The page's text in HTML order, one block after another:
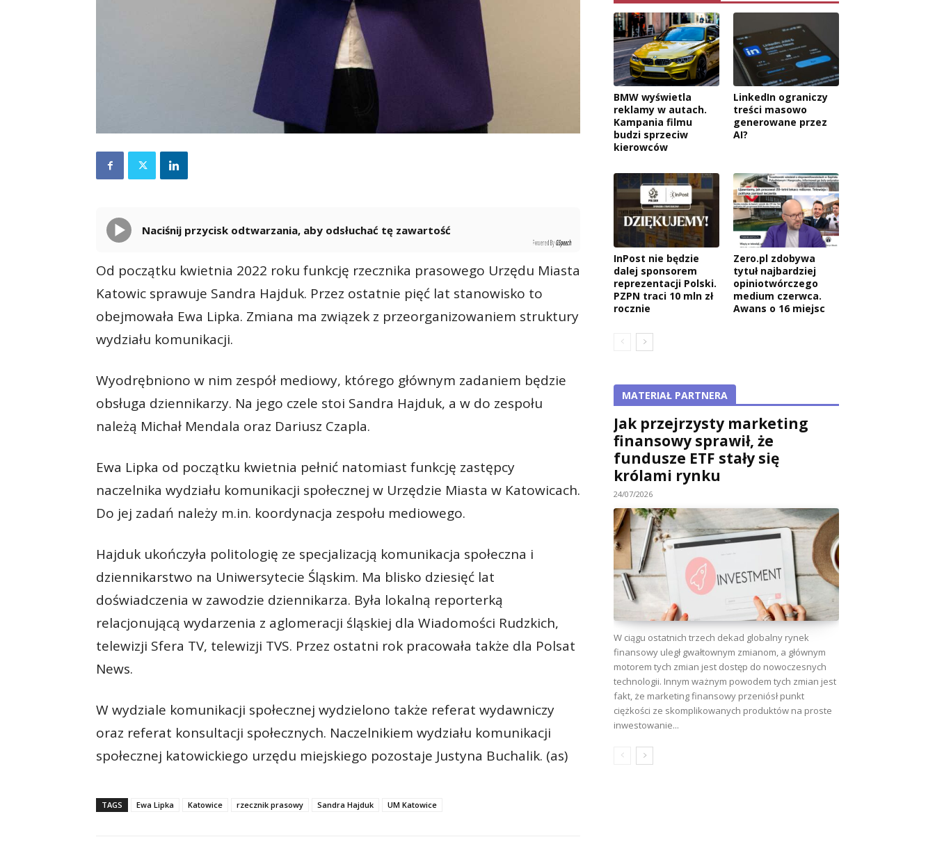
Naciśnij przycisk odtwarzania, aby odsłuchać tę zawartość
Powered By GSpeech
Od początku kwietnia 2022 roku funkcję rzecznika prasowego Urzędu Miasta
Katowic sprawuje Sandra Hajduk. Przez ostatnie pięć lat stanowisko to
obejmowała Ewa Lipka. Zmiana ma związek z przeorganizowaniem struktury
wydziału komunikacji.
Wyodrębniono w nim zespół mediowy, którego głównym zadaniem będzie
obsługa dziennikarzy. Na jego czele stoi Sandra Hajduk, a w do zespołu
należą Michał Mendala oraz Dariusz Czapla.
Ewa Lipka od początku kwietnia pełnić natomiast funkcję zastępcy
naczelnika wydziału komunikacji społecznej w Urzędzie Miasta w Katowicach.
Do jej zadań należy m.in. koordynacja zespołu mediowego.
Hajduk ukończyła politologię ze specjalizacją komunikacja społeczna i
dziennikarstwo na Uniwersytecie Śląskim. Ma blisko dziesięć lat
doświadczenia w zawodzie dziennikarza. Była lokalną reporterką
relacjonującą wydarzenia z aglomeracji śląskiej dla Wiadomości Rudzkich,
telewizji Sfera TV, telewizji TVS. Przez ostatni rok pracowała także dla Polsat
News.
W wydziale komunikacji społecznej wydzielono także referat wydawniczy
oraz referat konsultacji społecznych. Naczelnikiem wydziału komunikacji
społecznej katowickiego urzędu miejskiego pozostaje Justyna Buchalik. (as)
TAGS Ewa Lipka Katowice rzecznik prasowy Sandra Hajduk UM Katowice
BMW wyświetla
reklamy w autach.
Kampania filmu
budzi sprzeciw
kierowców
LinkedIn ograniczy
treści masowo
generowane przez
AI?
InPost nie będzie
dalej sponsorem
reprezentacji Polski.
PZPN traci 10 mln zł
rocznie
Zero.pl zdobywa
tytuł najbardziej
opiniotwórczego
medium czerwca.
Awans o 16 miejsc
MATERIAŁ PARTNERA
Jak przejrzysty marketing
finansowy sprawił, że
fundusze ETF stały się
królami rynku
24/07/2026
W ciągu ostatnich trzech dekad globalny rynek
finansowy uległ gwałtownym zmianom, a głównym
motorem tych zmian jest dostęp do nowoczesnych
technologii. Innym ważnym powodem tych zmian jest
fakt, że marketing finansowy przeniósł punkt
ciężkości ze skomplikowanych produktów na proste
inwestowanie...